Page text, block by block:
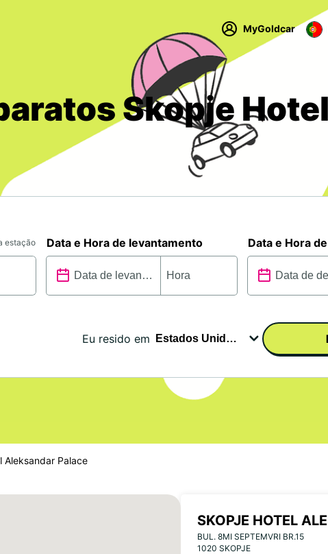
MyGoldcar
Skopje Hotel
estação Data e Hora de levantamento Data e Hora
Eu resido em
Aleksandar Palace
SKOPJE HOTEL
PALACE
BUL. 8MI SEPTEMVRI BR.15
1020 SKOPJE